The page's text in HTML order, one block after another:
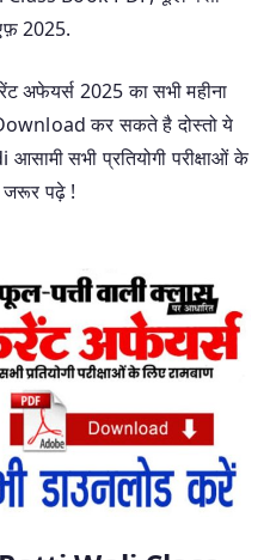
2025.
अफेयर्स 2025 का सभी महीना
कर सकते है दोस्तो ये
सभी प्रतियोगी परीक्षाओं के
जरूर पढ़े !